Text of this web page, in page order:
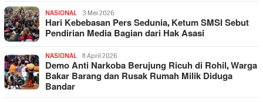
NASIONAL 3 Mei 2026
Hari Kebebasan Pers Sedunia, Ketum SMSI Sebut
Pendirian Media Bagian dari Hak Asasi
NASIONAL 11 April 2026
Demo Anti Narkoba Berujung Ricuh di Rohil, Warga
Bakar Barang dan Rusak Rumah Milik Diduga
Bandar